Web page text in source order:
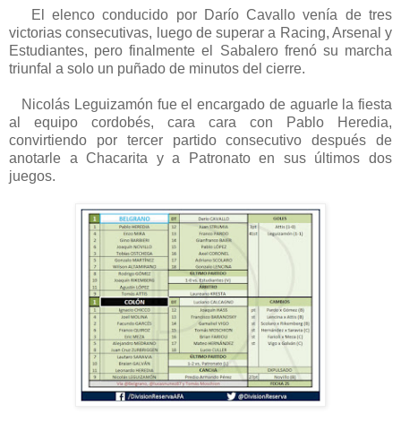
El elenco conducido por Darío Cavallo venía de tres
victorias consecutivas, luego de superar a Racing, Arsenal y
Estudiantes, pero finalmente el Sabalero frenó su marcha
triunfal a solo un puñado de minutos del cierre.
Nicolás Leguizamón fue el encargado de aguarle la fiesta
al equipo cordobés, cara cara con Pablo Heredia,
convirtiendo por tercer partido consecutivo después de
anotarle a Chacarita y a Patronato en sus últimos dos
juegos.